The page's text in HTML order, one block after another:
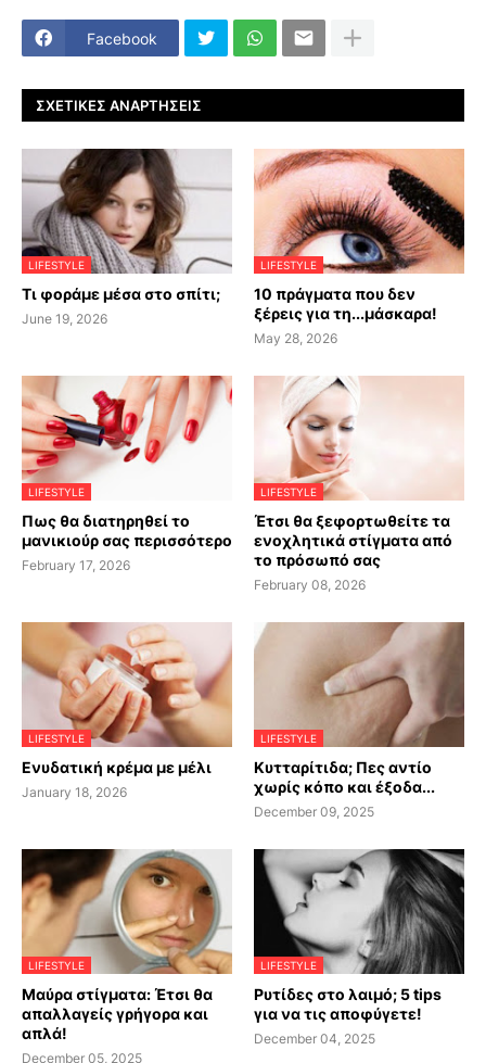
Facebook
ΣΧΕΤΙΚΈΣ ΑΝΑΡΤΉΣΕΙΣ
LIFESTYLE
Τι φοράμε μέσα στο σπίτι;
June 19, 2026
LIFESTYLE
10 πράγματα που δεν
ξέρεις για τη...μάσκαρα!
May 28, 2026
LIFESTYLE
Πως θα διατηρηθεί το
μανικιούρ σας περισσότερο
February 17, 2026
LIFESTYLE
Έτσι θα ξεφορτωθείτε τα
ενοχλητικά στίγματα από
το πρόσωπό σας
February 08, 2026
LIFESTYLE
Ενυδατική κρέμα με μέλι
January 18, 2026
LIFESTYLE
Κυτταρίτιδα; Πες αντίο
χωρίς κόπο και έξοδα...
December 09, 2025
LIFESTYLE
Μαύρα στίγματα: Έτσι θα
απαλλαγείς γρήγορα και
απλά!
December 05, 2025
LIFESTYLE
Ρυτίδες στο λαιμό; 5 tips
για να τις αποφύγετε!
December 04, 2025